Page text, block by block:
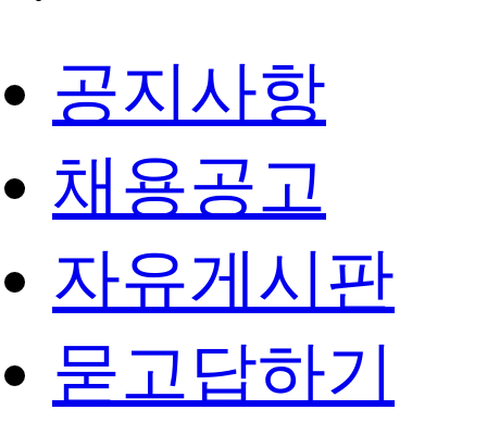
공지사항
채용공고
자유게시판
묻고답하기